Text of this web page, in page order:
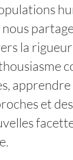
nous
la
et